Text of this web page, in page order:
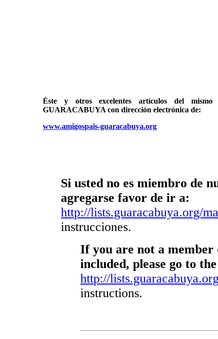
Éste y otros excelentes artículos del
GUARACABUYA con dirección electrónica de:
www.amigospais-guaracabuya.org
Si usted no es miembro de
agregarse favor de ir a:
http://lists.guaracabuya.org/
instrucciones.
If you are not a
included, please go to
http://
instructions.